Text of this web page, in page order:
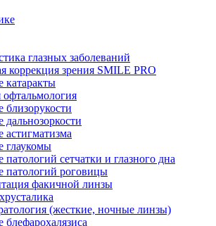
глазных заболеваний
коррекция зрения SMILE PRO
катаракты
офтальмология
близорукости
дальнозоркости
астигматизма
глаукомы
патологий сетчатки и глазного дна
патологий роговицы
факичной линзы
(жесткие, ночные линзы)
блефарохалязиса